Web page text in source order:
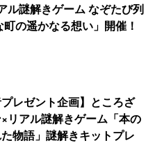
ル謎解きゲーム なぞたび列
の遥かなる想い」開催！
プレゼント企画】ところざ
リアル謎解きゲーム「本の
物語」謎解きキットプレ